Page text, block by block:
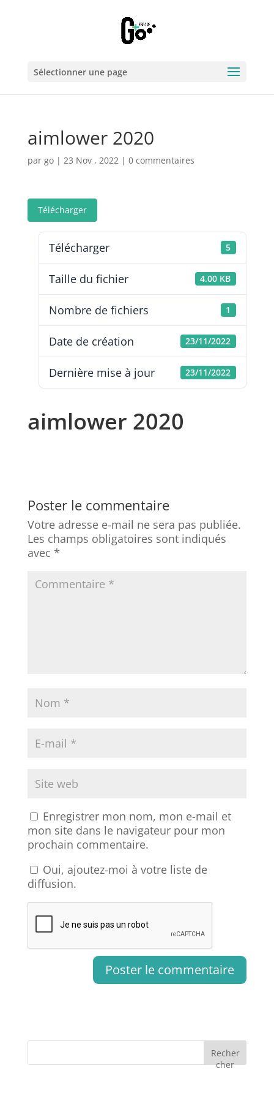
Sélectionner une page
aimlower 2020
par go| 23 Nov , 2022| 0 commentaires
Télécharger
Télécharger 5
Taille du fichier 4.00 KB
Nombre de fichiers 1
Date de création 23/11/2022
Dernière mise à jour 23/11/2022
aimlower 2020
Poster le commentaire
Votre adresse e-mail ne sera pas publiée.
Les champs obligatoires sont indiqués
avec *
Enregistrer mon nom, mon e-mail et
mon site dans le navigateur pour mon
prochain commentaire.
Oui, ajoutez-moi à votre liste de
diffusion.
Recher
cher